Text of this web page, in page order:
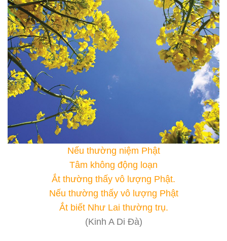
Nếu thường niệm Phật
Tâm không động loạn
Ắt thường thấy vô lượng Phật.
Nếu thường thấy vô lượng Phật
Ắt biết Như Lai thường trụ.
(Kinh A Di Đà)